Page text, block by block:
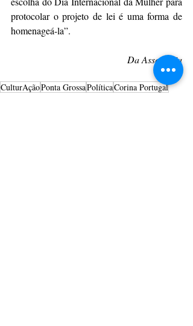
protocolar o projeto de lei é uma forma de
homenageá-la”.
Da Assessoria
CulturAçãoPonta GrossaPolíticaCorina Portugal